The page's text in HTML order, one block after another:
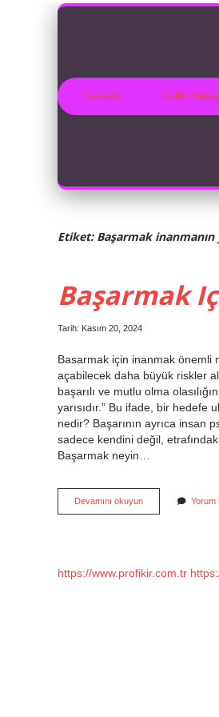
Anasayfa Gizlilik
Etiket: Başarmak inanmanın
Başarmak
Tarih: Kasım 20, 2024
Basarmak için inanmak önemli
açabilecek daha büyük riskler
başarılı ve mutlu olma
yarısıdır.” Bu ifade, bir hedefe
nedir? Başarının ayrıca insan
sadece kendini değil,
Başarmak neyin…
Devamını okuyunBaşarmak
Için
Yorum
https://www.profikir.com.tr